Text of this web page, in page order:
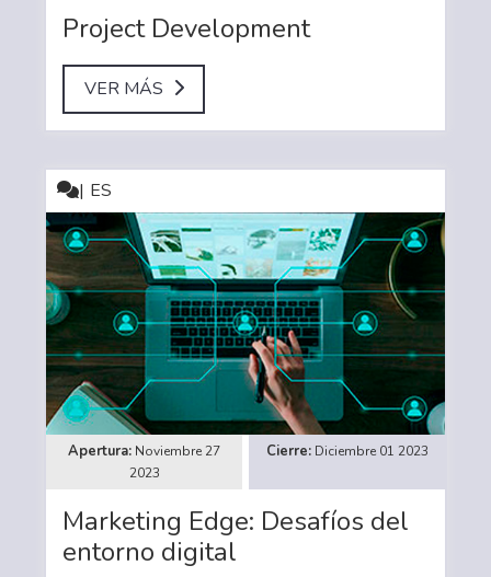
Project Development
VER MÁS
ES
Noviembre 27
2023
Diciembre 01 2023
Marketing Edge: Desafíos del
entorno digital